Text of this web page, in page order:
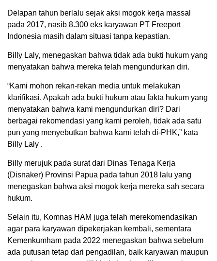
Delapan tahun berlalu sejak aksi mogok kerja massal
pada 2017, nasib 8.300 eks karyawan PT Freeport
Indonesia masih dalam situasi tanpa kepastian.
Billy Laly, menegaskan bahwa tidak ada bukti hukum yang
menyatakan bahwa mereka telah mengundurkan diri.
“Kami mohon rekan-rekan media untuk melakukan
klarifikasi. Apakah ada bukti hukum atau fakta hukum yang
menyatakan bahwa kami mengundurkan diri? Dari
berbagai rekomendasi yang kami peroleh, tidak ada satu
pun yang menyebutkan bahwa kami telah di-PHK,” kata
Billy Laly .
Billy merujuk pada surat dari Dinas Tenaga Kerja
(Disnaker) Provinsi Papua pada tahun 2018 lalu yang
menegaskan bahwa aksi mogok kerja mereka sah secara
hukum.
Selain itu, Komnas HAM juga telah merekomendasikan
agar para karyawan dipekerjakan kembali, sementara
Kemenkumham pada 2022 menegaskan bahwa sebelum
ada putusan tetap dari pengadilan, baik karyawan maupun